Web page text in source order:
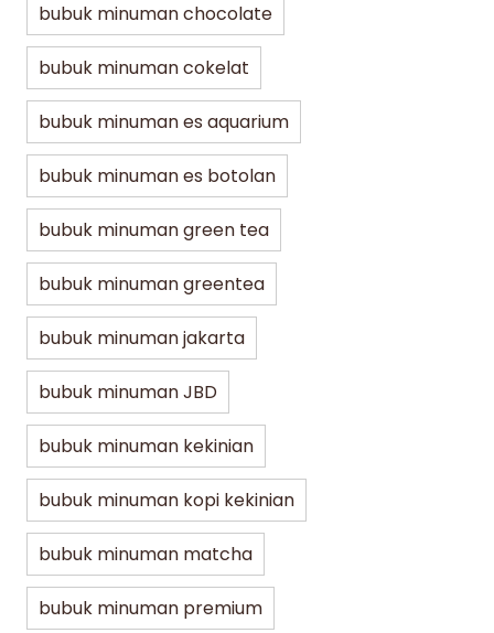
bubuk minuman chocolate
bubuk minuman cokelat
bubuk minuman es aquarium
bubuk minuman es botolan
bubuk minuman green tea
bubuk minuman greentea
bubuk minuman jakarta
bubuk minuman JBD
bubuk minuman kekinian
bubuk minuman kopi kekinian
bubuk minuman matcha
bubuk minuman premium